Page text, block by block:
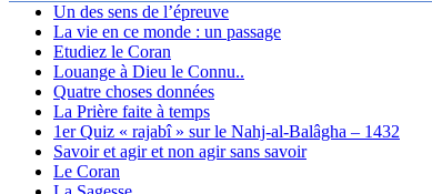
Un des sens de l’épreuve
La vie en ce monde : un passage
Etudiez le Coran
Louange à Dieu le Connu..
Quatre choses données
La Prière faite à temps
1er Quiz « rajabî » sur le Nahj-al-Balâgha – 1432
Savoir et agir et non agir sans savoir
Le Coran